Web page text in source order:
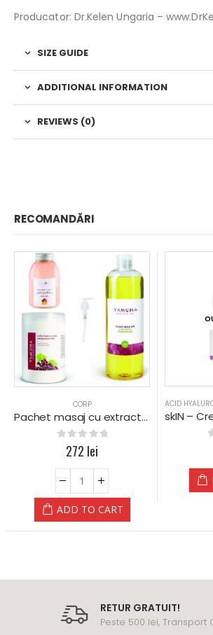
Producator: Dr.Kelen Ungaria –
SIZE GUIDE
ADDITIONAL INFORMATION
REVIEWS (0)
RECOMANDĂRI
ACID HYALURONICCORP
Pachet masaj cu extract de SAMBURI de STRUGURI – Yamuna
out of 5
272 lei
ADD TO CART
ACID
RETUR GRATUIT!
Peste 500 lei, Transport